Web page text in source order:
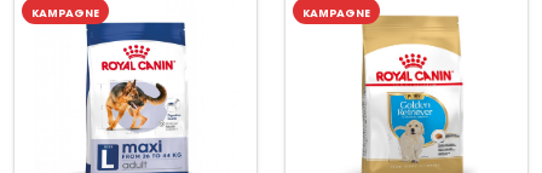
KAMPAGNE KAMPAGNE